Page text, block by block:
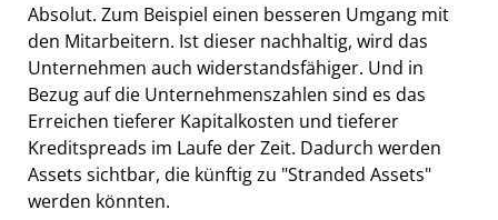
Absolut. Zum Beispiel einen besseren Umgang mit
den Mitarbeitern. Ist dieser nachhaltig, wird das
Unternehmen auch widerstandsfähiger. Und in
Bezug auf die Unternehmenszahlen sind es das
Erreichen tieferer Kapitalkosten und tieferer
Kreditspreads im Laufe der Zeit. Dadurch werden
Assets sichtbar, die künftig zu "Stranded Assets"
werden könnten.